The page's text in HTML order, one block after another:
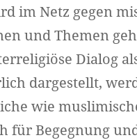
im Netz gegen
und Themen
Dialog
dargestellt,
wie
für Begegnung